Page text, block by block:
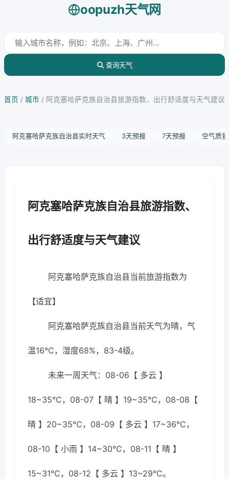
oopuzh天气网
查询天气
首页 / 城市 / 阿克塞哈萨克族自治县旅游指数、出行舒适度与天气建议
阿克塞哈萨克族自治县实时天气 3天预报 7天预报 空气质量
阿克塞哈萨克族自治县旅游指数、
出行舒适度与天气建议
阿克塞哈萨克族自治县当前旅游指数为
【适宜】
阿克塞哈萨克族自治县当前天气为晴，气
温16℃，湿度68%，83-4级。
未来一周天气：08-06【 多云 】
18~35℃，08-07【 晴 】19~35℃，08-08【
晴 】20~35℃，08-09【 多云 】17~36℃，
08-10【 小雨 】14~30℃，08-11【 晴 】
15~31℃，08-12【 多云 】13~29℃。